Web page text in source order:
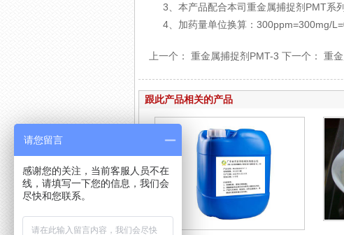
3、本产品配合本司重金属捕捉剂PMT系
4、加药量单位换算：300ppm=300mg/
上一个： 重金属捕捉剂PMT-3 下一个： 重
跟此产品相关的产品
请您留言
感谢您的关注，当前客服人员不在
线，请填写一下您的信息，我们会
尽快和您联系。